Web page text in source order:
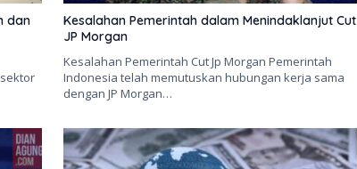
dan
Kesalahan Pemerintah dalam Menindaklanjut Cut
JP Morgan
Kesalahan Pemerintah Cut Jp Morgan Pemerintah
Indonesia telah memutuskan hubungan kerja sama
dengan JP Morgan…